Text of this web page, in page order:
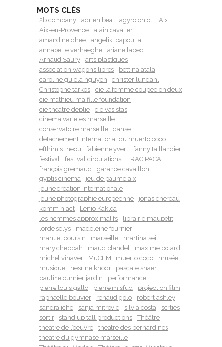
MOTS CLÉS
2b company adrien beal agyro chioti
Aix
Aix-en-Provence
alain cavalier
amandine dhee
angeliki papoulia
annabelle verhaeghe
ariane labed
Arnaud Saury
arts plastiques
association wagons libres
bettina atala
caroline guiela nguyen
christer lundahl
Christophe tarkos
cie la femme coupee en deux
cie mathieu ma fille foundation
cie theatre deplie
cie vasistas
cinema varietes marseille
conservatoire marseille
danse
detachement international du muerto coco
efthimis theou
fabienne yvert
fanny taillandier
festival
festival circulations
FRAC PACA
françois gremaud
garance cavaillon
gyptis cinema
jeu de paume aix
jeune creation internationale
jeune photographie europeenne
jonas chereau
komm n act
Lenio Kaklea
les hommes approximatifs
librairie maupetit
lorde selys
madeleine fournier
manuel coursin
marseille
martina seitl
mary chebbah
maud blandel
maxime potard
michel vinaver
MuCEM muerto coco
musée
musique
nesrine khodr
pascale shaer
pauline curnier jardin
performance
pierre louis gallo
pierre misfud
projection film
raphaelle bouvier
renaud golo
robert ashley
sandra iche
sanja mitrovic silvia costa
sorties
sortir
stand up tall productions
Théâtre
theatre de l’oeuvre
theatre des bernardines
theatre du gymnase marseille